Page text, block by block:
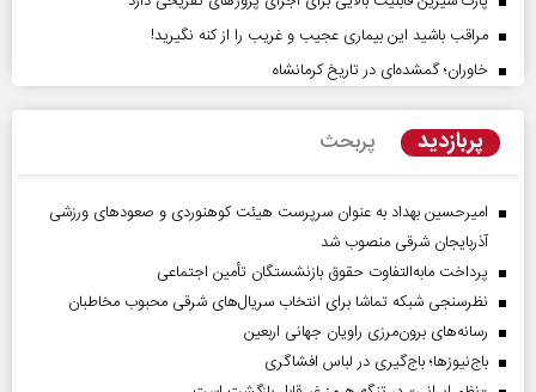
مراقب باشید این بیماری عجیب و غریب را از کنه نگیرید!
خاوران؛ گمشده‌ای در تاریخ کرمانشاه
پربازدید پربحث
امیرحسین بهداد به عنوان سرپرست هیئت کوهنوردی و صعودهای ورزشی
آذربایجان شرقی منصوب شد
پرداخت مابه‌التفاوت حقوق بازنشستگان تأمین اجتماعی
نظرسنجی شبکه تماشا برای انتخاب سریال‌های شرقی محبوب مخاطبان
رسانه‌های برون‌مرزی راویان جهانی اربعین
باج‌نیوزها؛ باج‌گیری در لباس افشاگری